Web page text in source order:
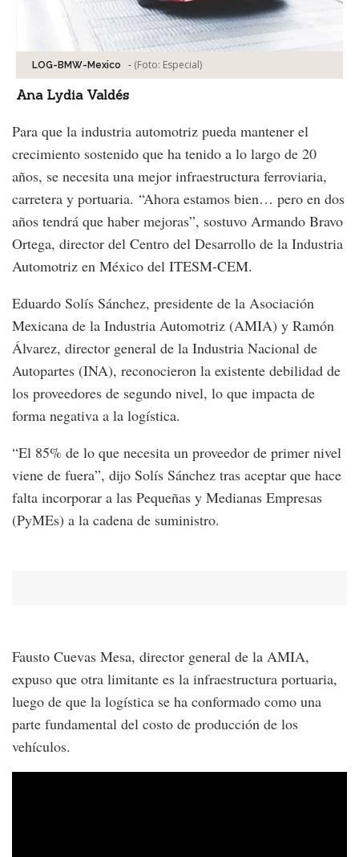
LOG-BMW-Mexico - (Foto: Especial)
Ana Lydia Valdés
Para que la industria automotriz pueda mantener el
crecimiento sostenido que ha tenido a lo largo de 20
años, se necesita una mejor infraestructura ferroviaria,
carretera y portuaria. “Ahora estamos bien… pero en dos
años tendrá que haber mejoras”, sostuvo Armando Bravo
Ortega, director del Centro del Desarrollo de la Industria
Automotriz en México del ITESM-CEM.
Eduardo Solís Sánchez, presidente de la Asociación
Mexicana de la Industria Automotriz (AMIA) y Ramón
Álvarez, director general de la Industria Nacional de
Autopartes (INA), reconocieron la existente debilidad de
los proveedores de segundo nivel, lo que impacta de
forma negativa a la logística.
“El 85% de lo que necesita un proveedor de primer nivel
viene de fuera”, dijo Solís Sánchez tras aceptar que hace
falta incorporar a las Pequeñas y Medianas Empresas
(PyMEs) a la cadena de suministro.
Fausto Cuevas Mesa, director general de la AMIA,
expuso que otra limitante es la infraestructura portuaria,
luego de que la logística se ha conformado como una
parte fundamental del costo de producción de los
vehículos.